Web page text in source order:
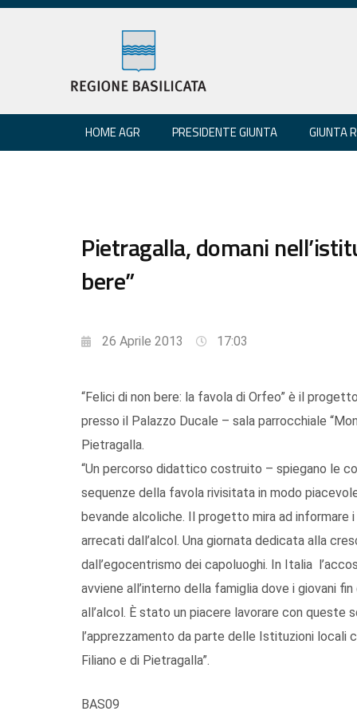
HOME AGR PRESIDENTE GIUNTA GIUNTA
Pietragalla, domani
bere”
26 Aprile 2013 17:03
“Felici di non bere: la favola di Orfeo” è il
presso il Palazzo Ducale – sala parrocchiale
Pietragalla.
“Un percorso didattico costruito – spiegano le
sequenze della favola rivisitata in modo
bevande alcoliche. Il progetto mira ad informare
arrecati dall’alcol. Una giornata dedicata alla
dall’egocentrismo dei capoluoghi. In Italia
avviene all’interno della famiglia dove i giovani
all’alcol. È stato un piacere lavorare con
l’apprezzamento da parte delle Istituzioni locali
Filiano e di Pietragalla”.
BAS09